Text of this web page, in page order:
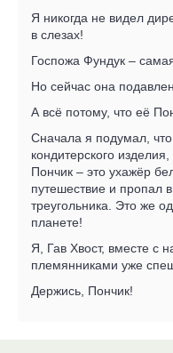
Я никогда не видел
в слезах!
Госпожа Фундук –
Но сейчас она
А всё потому, что её
Сначала я подумал, что
кондитерского
Пончик – это ухажёр
путешествие и пропал
треугольника. Это же
планете!
Я, Гав Хвост, вместе с
племянниками уже
Держись, Пончик!